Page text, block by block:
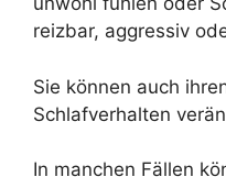
reizbar, aggressiv
Sie können auch
Schlafverhalten
In manchen Fällen